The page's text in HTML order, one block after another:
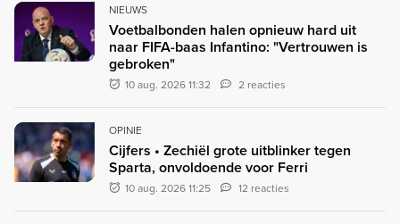
NIEUWS
Voetbalbonden halen opnieuw hard uit
naar FIFA-baas Infantino: "Vertrouwen is
gebroken"
10 aug. 2026 11:32 2 reacties
OPINIE
Cijfers • Zechiël grote uitblinker tegen
Sparta, onvoldoende voor Ferri
10 aug. 2026 11:25 12 reacties